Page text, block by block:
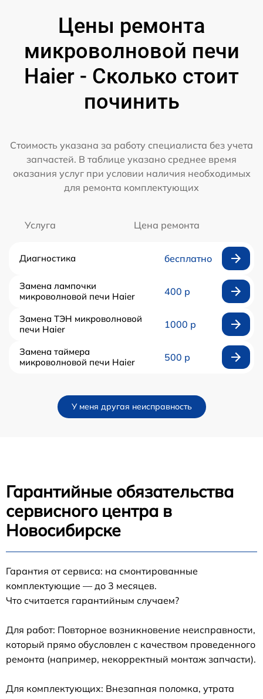
Цены ремонта
микроволновой печи
Haier - Сколько стоит
починить
Стоимость указана за работу специалиста без учета
запчастей. В таблице указано среднее время
оказания услуг при условии наличия необходимых
для ремонта комплектующих
Услуга Цена ремонта
Диагностика бесплатно
Замена лампочки
микроволновой печи Haier
400 р
Замена ТЭН микроволновой
печи Haier
1000 р
Замена таймера
микроволновой печи Haier
500 р
У меня другая неисправность
Гарантийные обязательства
сервисного центра в
Новосибирске
Гарантия от сервиса: на смонтированные
комплектующие — до 3 месяцев.
Что считается гарантийным случаем?
Для работ: Повторное возникновение неисправности,
который прямо обусловлен с качеством проведенного
ремонта (например, некорректный монтаж запчасти).
Для комплектующих: Внезапная поломка, утрата